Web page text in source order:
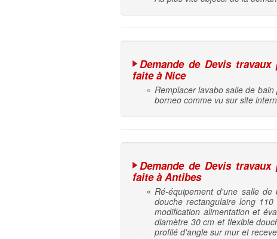
Demande de Devis
faite à Nice
« Remplacer lavabo salle de
borneo comme vu sur site
Demande de Devis
faite à Antibes
« Ré-équipement d'une salle
douche rectangulaire long
modification alimentation et
diamètre 30 cm et flexible
profilé d'angle sur mur et